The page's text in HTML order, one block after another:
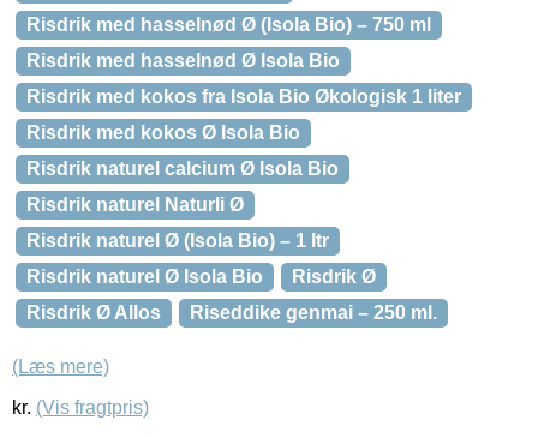
Risdrik med hasselnød Ø (Isola Bio) – 750 ml
Risdrik med hasselnød Ø Isola Bio
Risdrik med kokos fra Isola Bio Økologisk 1 liter
Risdrik med kokos Ø Isola Bio
Risdrik naturel calcium Ø Isola Bio
Risdrik naturel Naturli Ø
Risdrik naturel Ø (Isola Bio) – 1 ltr
Risdrik naturel Ø Isola Bio
Risdrik Ø
Risdrik Ø Allos
Riseddike genmai – 250 ml.
(Læs mere)
kr. (Vis fragtpris)